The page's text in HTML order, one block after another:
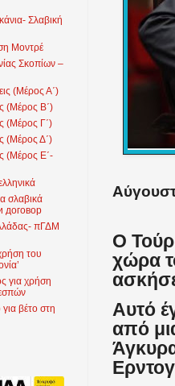
Ο
χώρα
Αυτό
από
Σλαβική
Μοντρέ
Σκοπίων –
(Mέρος Α΄)
(Μέρος Β΄)
(Μέρος Γ΄)
(Μέρος Δ΄)
(Μέρος Ε΄-
σλαβικά
договор
πΓΔΜ
του
για χρήση
βέτο στη